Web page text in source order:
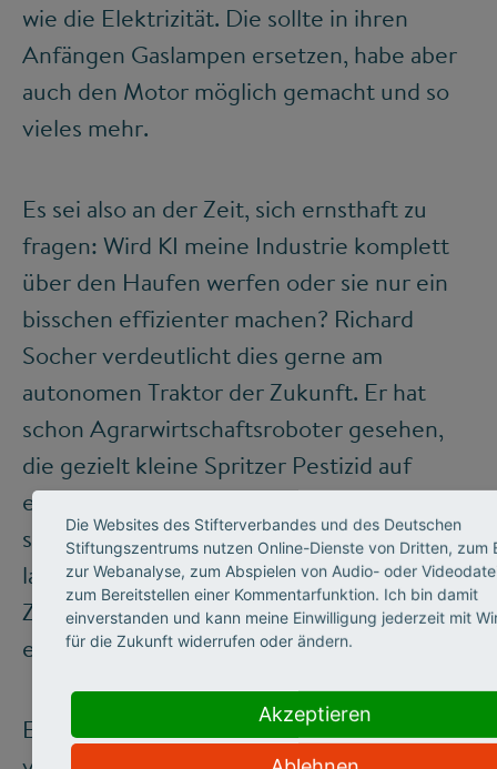
wie die Elektrizität. Die sollte in ihren
Anfängen Gaslampen ersetzen, habe aber
auch den Motor möglich gemacht und so
vieles mehr.
Es sei also an der Zeit, sich ernsthaft zu
fragen: Wird KI meine Industrie komplett
über den Haufen werfen oder sie nur ein
bisschen effizienter machen? Richard
Socher verdeutlicht dies gerne am
autonomen Traktor der Zukunft. Er hat
schon Agrarwirtschaftsroboter gesehen,
die gezielt kleine Spritzer Pestizid auf
einzelne Unkräuter schicken können oder
sie mit Hilfe kleiner Laserblitze verdorren
lassen. Auch das Bewässern werde in
Zukunft mit solchen Robotern sehr
effektiv.
Effektivität bedeute jetzt: mit KI. Das zu
Die Websites des Stifterverbandes und des Deutschen
Stiftungszentrums nutzen Online-Dienste von Dritten, zum
zur Webanalyse, zum Abspielen von Audio- oder
zum Bereitstellen einer Kommentarfunktion. Ich bin damit
einverstanden und kann meine Einwilligung jederzeit mit
für die Zukunft widerrufen oder ändern.
Akzeptieren